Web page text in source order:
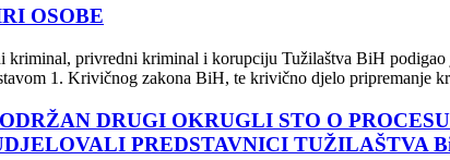
OSOBE
kriminal, privredni kriminal i korupciju Tužilaštva BiH
1. Krivičnog zakona BiH, te krivično djelo pripremanje
DRUGI OKRUGLI STO O
PREDSTAVNICI TUŽILAŠTVA